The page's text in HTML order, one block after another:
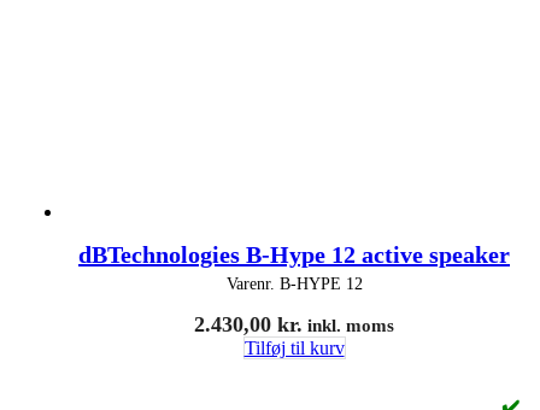
dBTechnologies B-Hype 12 active speaker
Varenr. B-HYPE 12
2.430,00 kr. inkl. moms
Tilføj til kurv